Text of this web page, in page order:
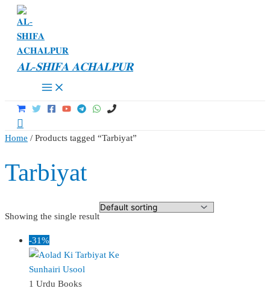
Skip
content
𝐀𝐋-𝐒𝐇𝐈𝐅𝐀 𝐀𝐂𝐇𝐀𝐋𝐏𝐔𝐑
Main
Menu
Search
Home / Products tagged “Tarbiyat”
Tarbiyat
Showing the single result
-31%
1 Urdu Books